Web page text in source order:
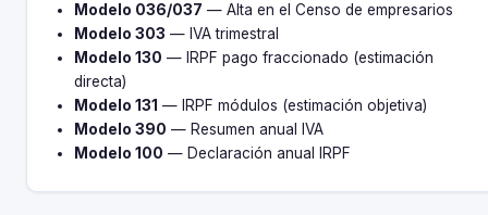
Modelo 036/037 — Alta en el Censo de empresarios
Modelo 303 — IVA trimestral
Modelo 130 — IRPF pago fraccionado (estimación
directa)
Modelo 131 — IRPF módulos (estimación objetiva)
Modelo 390 — Resumen anual IVA
Modelo 100 — Declaración anual IRPF